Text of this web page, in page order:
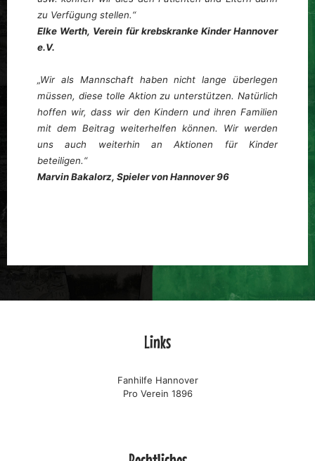
zu Verfügung stellen.“
Elke Werth, Verein für krebskranke Kinder Hannover
e.V.
„Wir als Mannschaft haben nicht lange überlegen
müssen, diese tolle Aktion zu unterstützen. Natürlich
hoffen wir, dass wir den Kindern und ihren Familien
mit dem Beitrag weiterhelfen können. Wir werden
uns auch weiterhin an Aktionen für Kinder
beteiligen.“
Marvin Bakalorz, Spieler von Hannover 96
Links
Fanhilfe Hannover
Pro Verein 1896